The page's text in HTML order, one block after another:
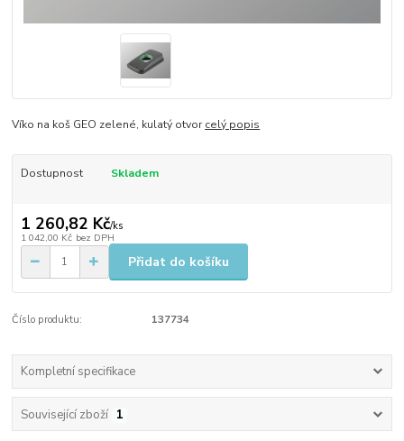
Víko na koš GEO zelené, kulatý otvorcelý popis
Dostupnost Skladem
1 260,82 Kč/ks
1 042,00 Kč bez DPH
Přidat do košíku
Číslo produktu: 137734
Kompletní specifikace
Související zboží 1